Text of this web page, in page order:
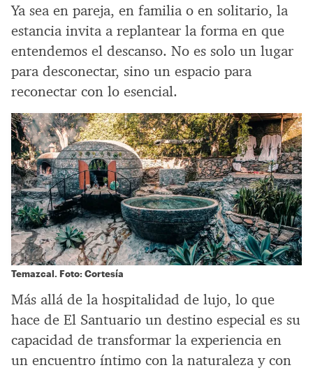
Ya sea en pareja, en familia o en solitario, la
estancia invita a replantear la forma en que
entendemos el descanso. No es solo un lugar
para desconectar, sino un espacio para
reconectar con lo esencial.
Temazcal. Foto: Cortesía
Más allá de la hospitalidad de lujo, lo que
hace de El Santuario un destino especial es su
capacidad de transformar la experiencia en
un encuentro íntimo con la naturaleza y con